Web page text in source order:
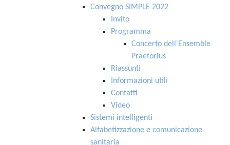
Convegno SIMPLE 2022
Invito
Programma
Concerto dell'Ensemble
Praetorius
Riassunti
Informazioni utili
Contatti
Video
Sistemi intelligenti
Alfabetizzazione e comunicazione
sanitaria